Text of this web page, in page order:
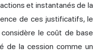
et instantanés de la
de ces justificatifs, le
le coût de base
de la cession comme un